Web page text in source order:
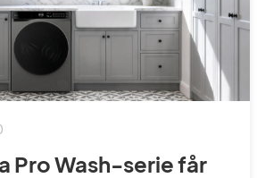
Pro Wash-serie får